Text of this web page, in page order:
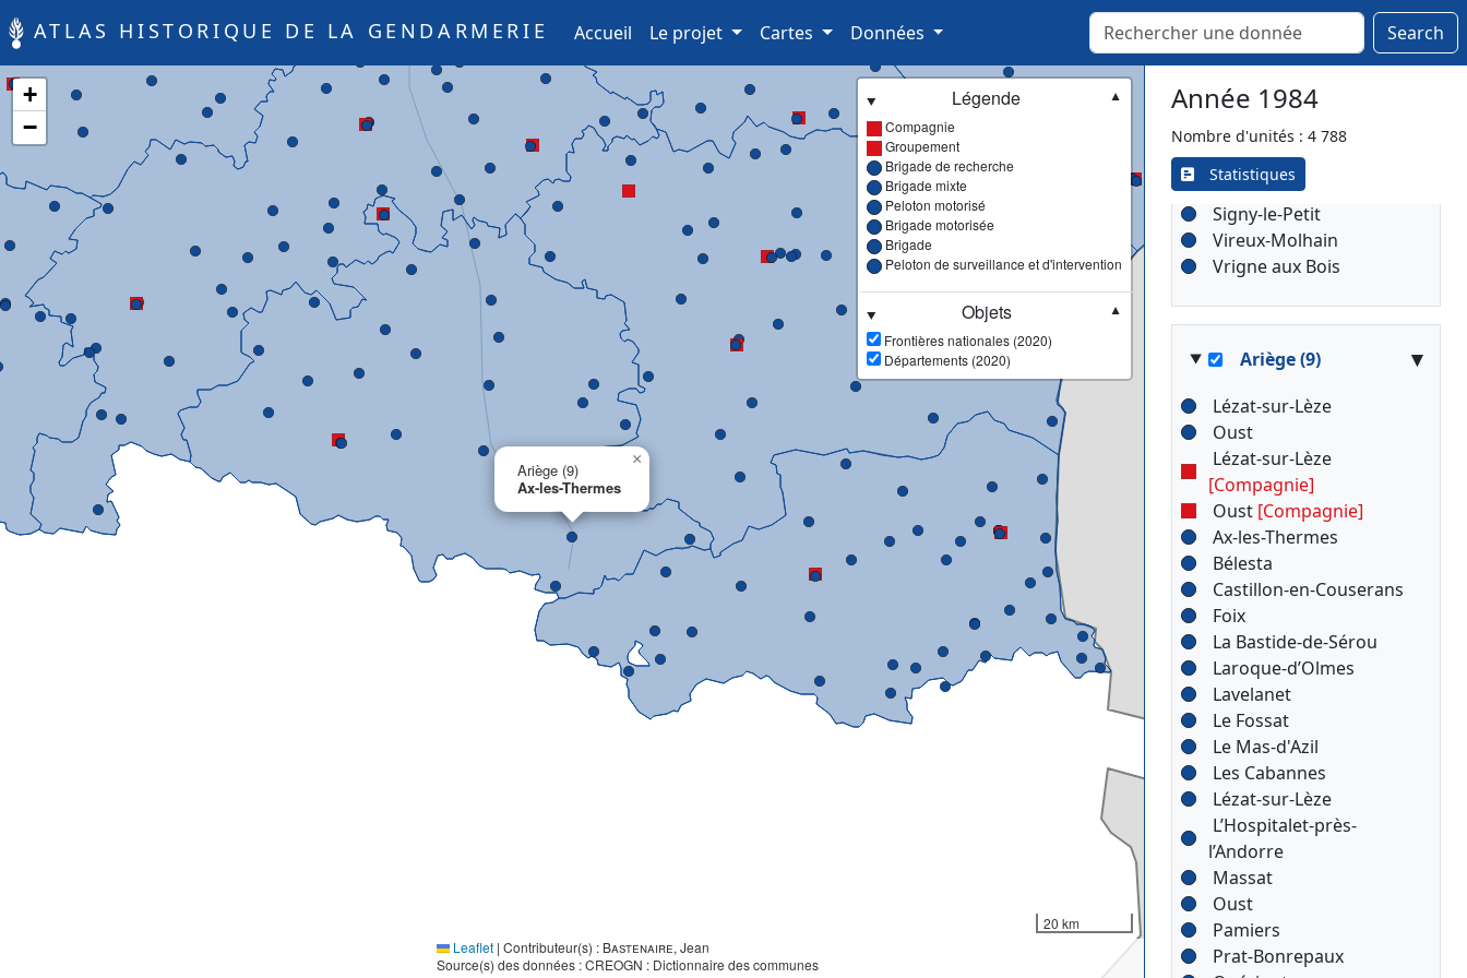
ATLAS HISTORIQUE DE LA GENDARMERIE Accueil (current)
Le projet Cartes Données Search
Ariège (9)
Ax-les-Thermes
×
+
−
Légende
▼
Compagnie
Groupement
Brigade de recherche
Brigade mixte
Peloton motorisé
Brigade motorisée
Brigade
Peloton de surveillance et d'intervention
Objets
▼
Frontières nationales (2020)
Départements (2020)
20 km
Leaflet | Contributeur(s) : Bastenaire, Jean
Source(s) des données : CREOGN : Dictionnaire des communes
Année 1984
Nombre d'unités : 4 788
Statistiques
Renwez
Rethel
Revin
Rimogne
Rocroi
Rumigny
Signy-l'Abbaye
Signy-le-Petit
Vireux-Molhain
Vrigne aux Bois
Ariège (9) ▾
Lézat-sur-Lèze
Oust
Lézat-sur-Lèze
[Compagnie]
Oust [Compagnie]
Ax-les-Thermes
Bélesta
Castillon-en-Couserans
Foix
La Bastide-de-Sérou
Laroque-d’Olmes
Lavelanet
Le Fossat
Le Mas-d'Azil
Les Cabannes
Lézat-sur-Lèze
L’Hospitalet-près-
l’Andorre
Massat
Oust
Pamiers
Prat-Bonrepaux